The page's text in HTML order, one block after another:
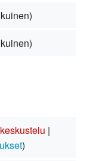
keskustelu |
)